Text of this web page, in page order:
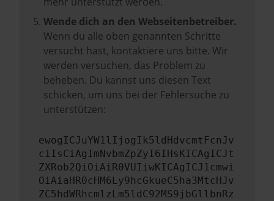
Wende dich an den Webseitenbetreiber.
Wenn du alle oben genannten Schritte
versucht hast, kontaktiere uns bitte. Wir
werden versuchen, das Problem zu
beheben. Du kannst uns diesen Text
schicken, um uns bei der Fehlersuche zu
unterstützen:
ewogICJuYW1lIjogIk5ldHdvcmtFcnJv
ciIsCiAgImNvbmZpZyI6IHsKICAgICJt
ZXRob2QiOiAiR0VUIiwKICAgICJ1cmwi
OiAiaHR0cHM6Ly9hcGkueC5ha3MtcHJv
ZC5hdWRhcmlzLm5ldC92MS9jbGllbnRz